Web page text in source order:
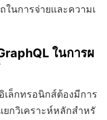
นการจ่ายและความเ
ในการผ
เล็กทรอนิกส์ต้องมีการ
กวิเคราะห์หลักสำหรั